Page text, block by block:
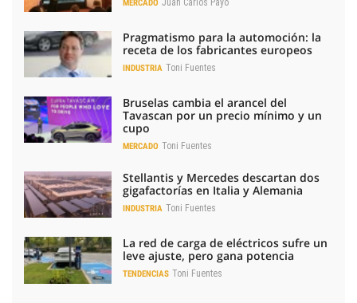
MERCADO
Pragmatismo para la automoción: la
receta de los fabricantes europeos
INDUSTRIA Toni Fuentes
Bruselas cambia el arancel del
Tavascan por un precio mínimo y un
cupo
MERCADO Toni Fuentes
Stellantis y Mercedes descartan dos
gigafactorías en Italia y Alemania
INDUSTRIA Toni Fuentes
La red de carga de eléctricos sufre un
leve ajuste, pero gana potencia
TENDENCIAS Toni Fuentes